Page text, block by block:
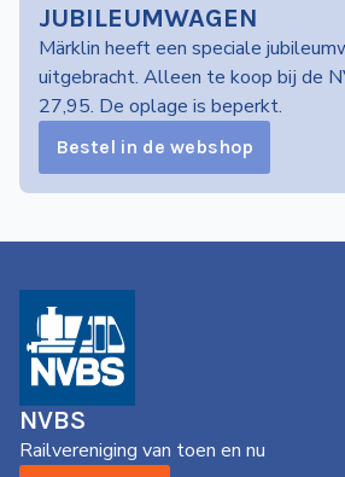
JUBILEUMWAGEN
Märklin heeft een speciale
uitgebracht. Alleen te koop bij de
27,95. De oplage is beperkt.
Bestel in de webshop
NVBS
Railvereniging van toen en nu